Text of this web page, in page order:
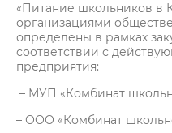
«Питание школьников в
организациями
определены в рамках
соответствии с
предприятия:
– МУП «Комбинат
– ООО «Комбинат